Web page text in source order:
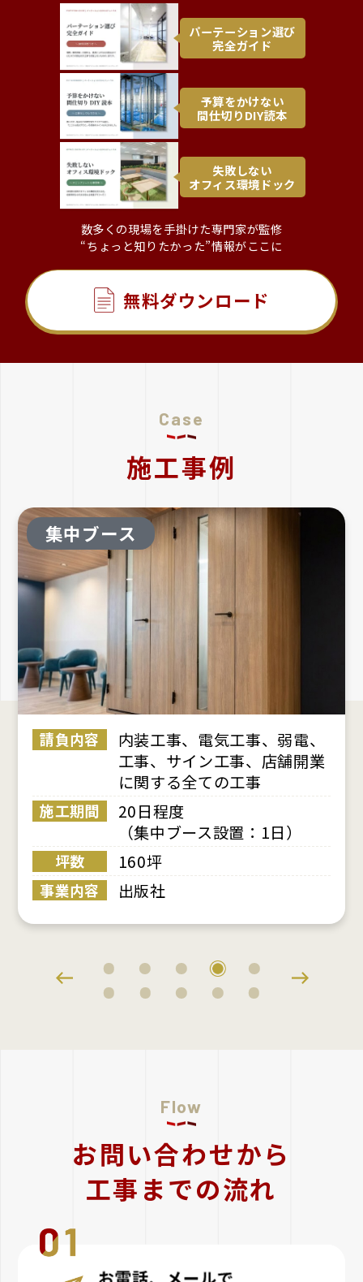
パーテーション選び
完全ガイド
予算をかけない
間仕切りDIY読本
失敗しない
オフィス環境ドック
数多くの現場を手掛けた専門家が監修
“ちょっと知りたかった”情報がここに
無料ダウンロード
Case
施工事例
事、弱電、
請負内容
内装工事、電
工事、サイン
施工期間 22日程度
事業内容 ブランドオー
Flow
お問い合わせから
⼯事までの流れ